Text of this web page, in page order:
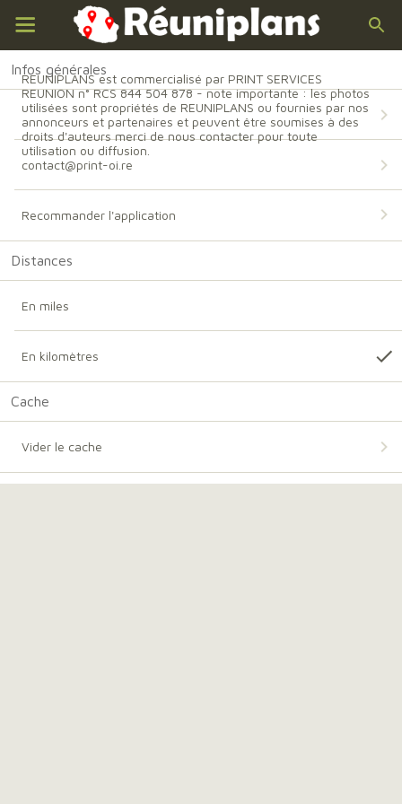
Infos générales
REUNIPLANS est commercialisé par PRINT SERVICES
REUNION n° RCS 844 504 878 - note importante : les photos
utilisées sont propriétés de REUNIPLANS ou fournies par nos
annonceurs et partenaires et peuvent être soumises à des
droits d'auteurs merci de nous contacter pour toute
utilisation ou diffusion.
contact@print-oi.re
Recommander l'application
Distances
En miles
En kilomètres
Cache
Vider le cache